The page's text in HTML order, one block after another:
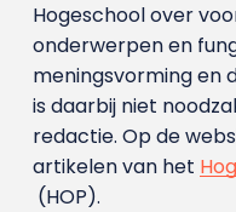
Hogeschool over
onderwerpen en
meningsvorming en
is daarbij niet
redactie. Op de
artikelen van het
(HOP).